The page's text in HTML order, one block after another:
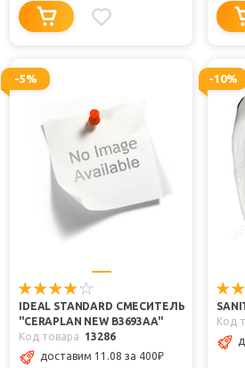
-5%
IDEAL STANDARD СМЕСИТЕЛЬ
"CERAPLAN NEW B3693AA"
Код товара
13286
доставим 11.08 за 400₽
-10%
Код